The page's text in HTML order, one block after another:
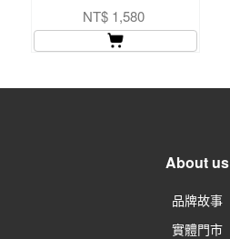
NT$ 1,580
About us
品牌故事
實體門市